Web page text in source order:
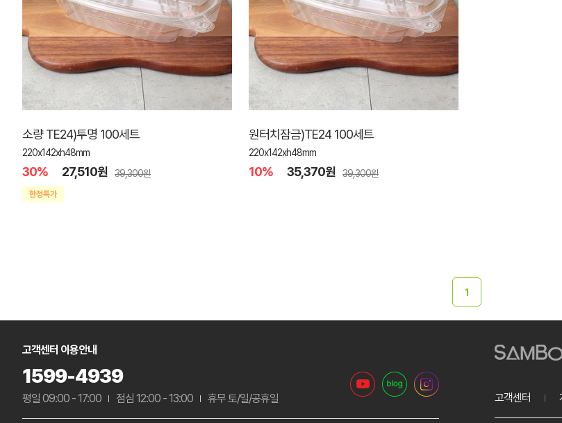
소량 TE24)투명 100세트
220x142xh48mm
30% 27,510원 39,300원
원터치잠금)TE24 100세트
220x142xh48mm
10% 35,370원 39,300원
1
고객센터 이용안내
1599-4939
평일 09:00 - 17:00 점심 12:00 - 13:00 휴무 토/일/공휴일 고객센터